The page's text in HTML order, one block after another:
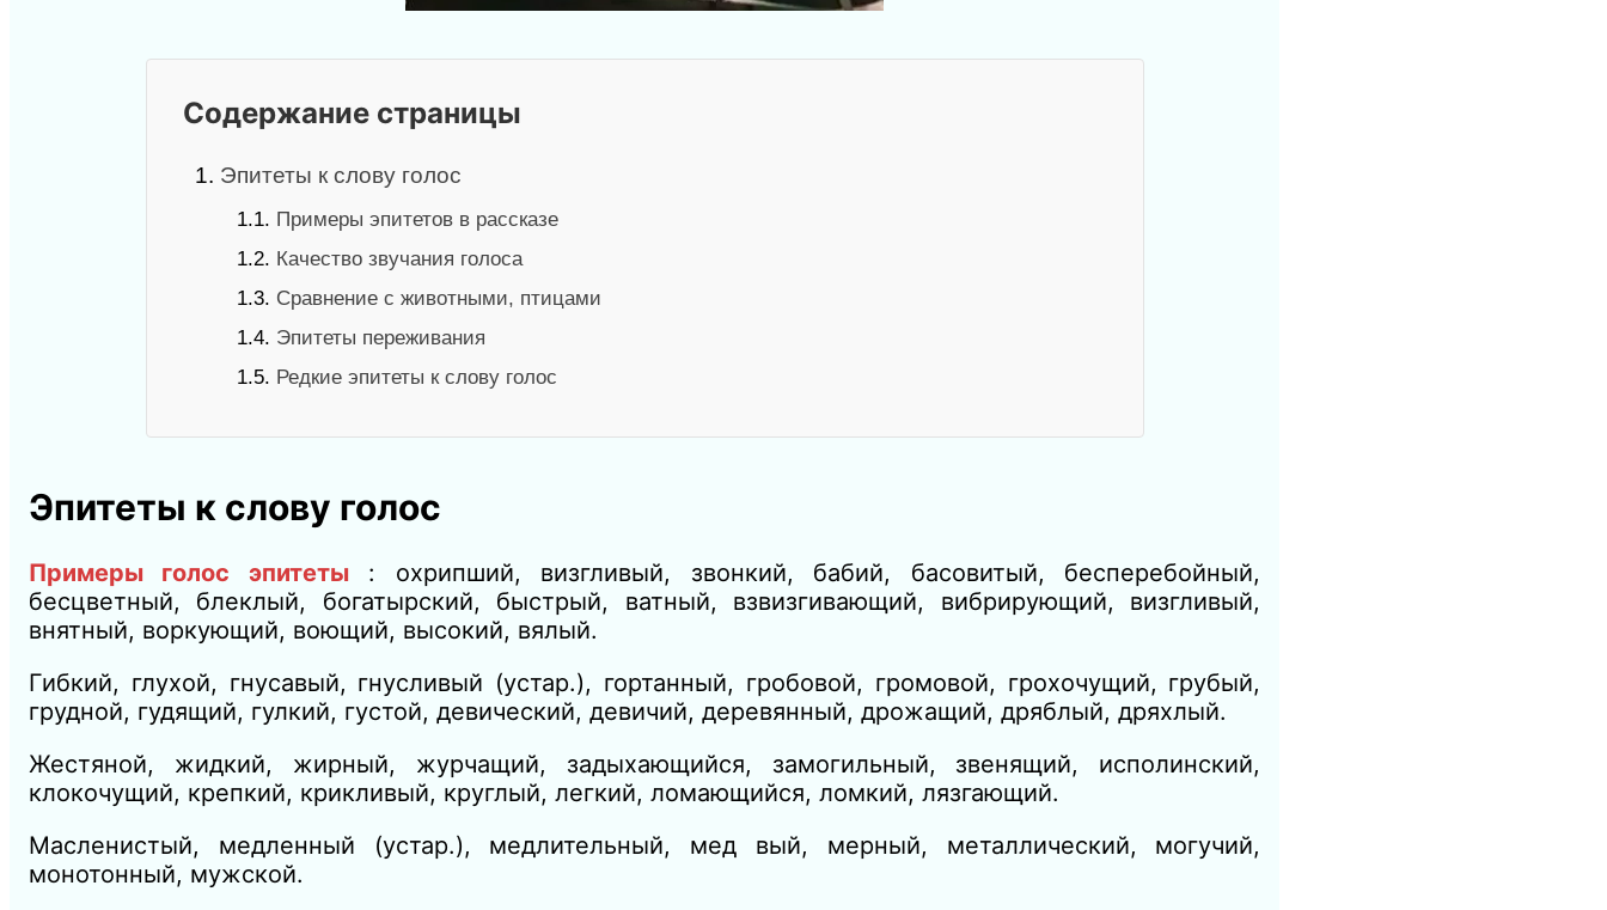
Содержание страницы
1. Эпитеты к слову голос
1.1. Примеры эпитетов в рассказе
1.2. Качество звучания голоса
1.3. Сравнение с животными, птицами
1.4. Эпитеты переживания
1.5. Редкие эпитеты к слову голос
Эпитеты к слову голос
Примеры голос эпитеты: охрипший, визгливый, звонкий, бабий, басовитый, бесперебойный,
бесцветный, блеклый, богатырский, быстрый, ватный, взвизгивающий, вибрирующий, визгливый,
внятный, воркующий, воющий, высокий, вялый.
Гибкий, глухой, гнусавый, гнусливый (устар.), гортанный, гробовой, громовой, грохочущий, грубый,
грудной, гудящий, гулкий, густой, девический, девичий, деревянный, дрожащий, дряблый, дряхлый.
Жестяной, жидкий, жирный, журчащий, задыхающийся, замогильный, звенящий, исполинский,
клокочущий, крепкий, крикливый, круглый, легкий, ломающийся, ломкий, лязгающий.
Масленистый, медленный (устар.), медлительный, мед вый, мерный, металлический, могучий,
монотонный, мужской.